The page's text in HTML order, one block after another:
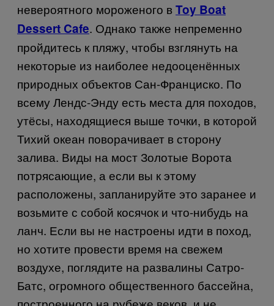
невероятного мороженого вToy Boat
Dessert Cafe. Однако также непременно
пройдитесь к пляжу, чтобы взглянуть на
некоторые из наиболее недооценённых
природных объектов Сан-Франциско. По
всему Лендс-Энду есть места для походов,
утёсы, находящиеся выше точки, в которой
Тихий океан поворачивает в сторону
залива. Виды на мост Золотые Ворота
потрясающие, а если вы к этому
расположены, запланируйте это заранее и
возьмите с собой косячок и что-нибудь на
ланч. Если вы не настроены идти в поход,
но хотите провести время на свежем
воздухе, поглядите на развалины Сатро-
Батс, огромного общественного бассейна,